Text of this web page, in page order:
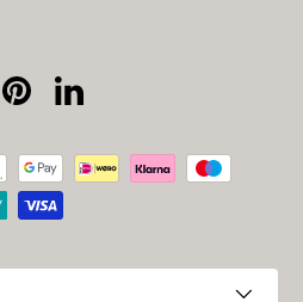
PinterestLinkedIn